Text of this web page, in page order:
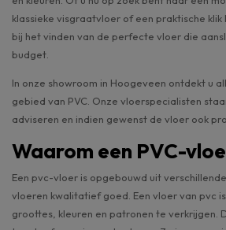
klassieke visgraatvloer of een praktische klik
bij het vinden van de perfecte vloer die
budget.
In onze showroom in Hoogeveen ontdekt u
gebied van PVC. Onze vloerspecialisten
adviseren en indien gewenst de vloer ook
Waarom een PVC-
Een pvc-vloer is opgebouwd uit
vloeren kwalitatief goed. Een vloer van pvc
groottes, kleuren en patronen te verkrijgen.